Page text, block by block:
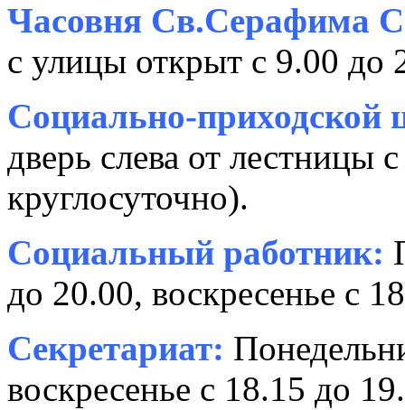
Часовня Св.Серафима
с улицы открыт с 9.00 до
Социально-приходской
дверь слева от лестницы
круглосуточно).
Социальный работник:
до 20.00, воскресенье с
Секретариат:
воскресенье с 18.15 до